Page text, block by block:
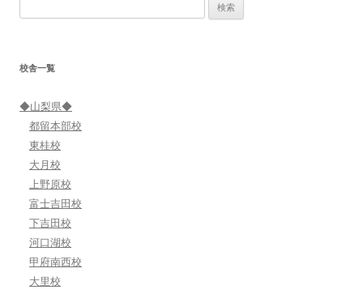
ョ
ン
校舎一覧
◆山梨県◆
都留本部校
東桂校
大月校
上野原校
富士吉田校
下吉田校
河口湖校
甲府南西校
大里校